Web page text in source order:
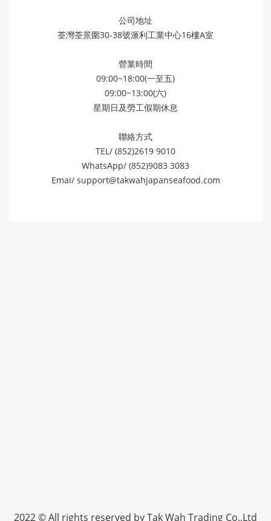
公司地址
荃灣荃景圍30-38號滙利工業中心16樓A室
營業時間
09:00~18:00(一至五)
09:00~13:00(六)
星期日及勞工假期休息
聯絡方式
TEL/ (852)2619 9010
WhatsApp/ (852)9083 3083
Emai/ support@takwahjapanseafood.com
2022 © All rights reserved by Tak Wah Trading Co.,Ltd